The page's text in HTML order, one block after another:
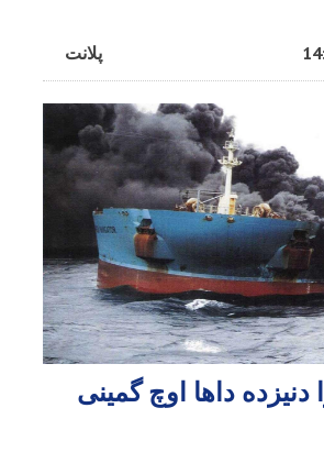
پلانت
دنیزده داها اوچ گمینی